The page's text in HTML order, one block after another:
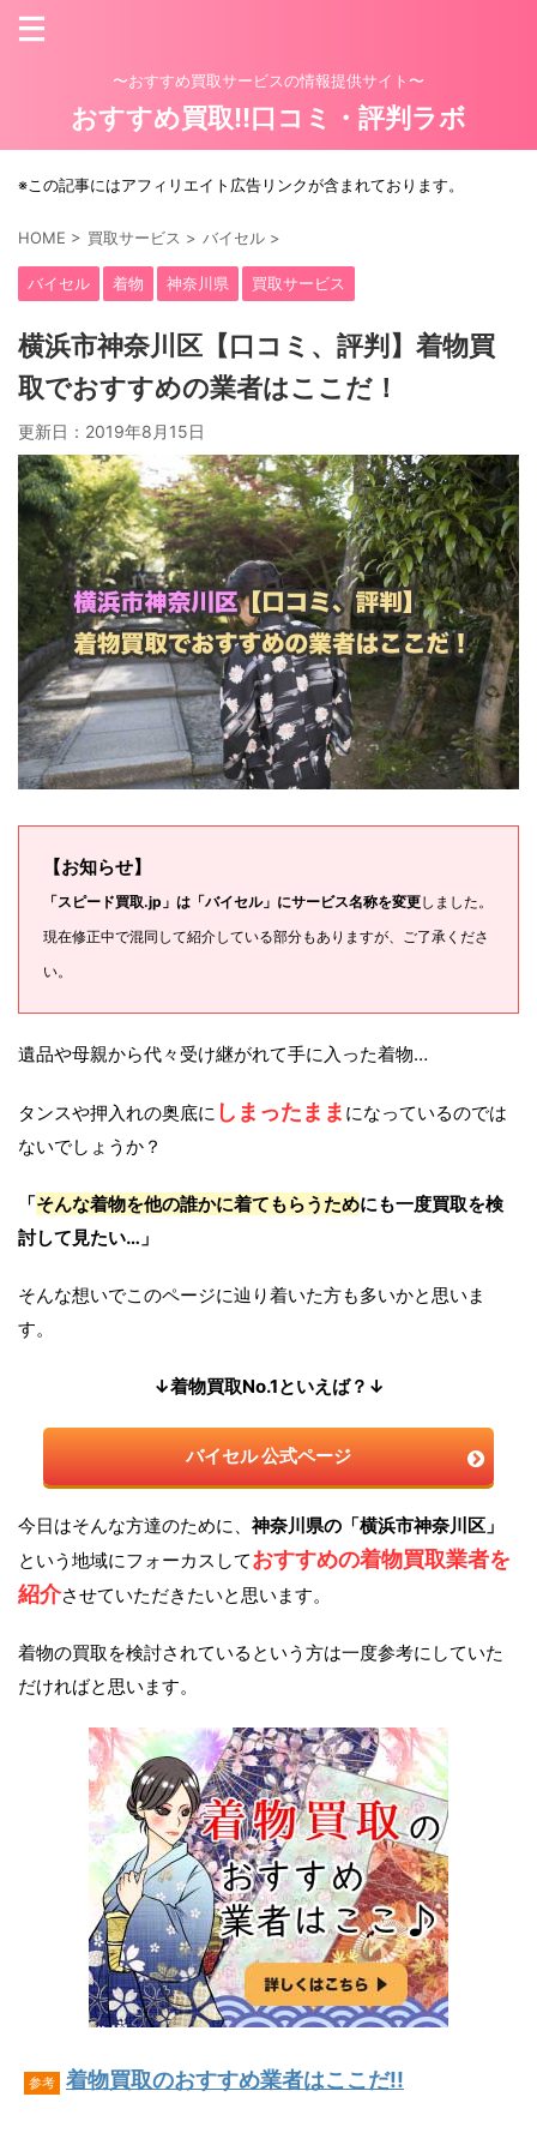
〜おすすめ買取サービスの情報提供サイト〜
おすすめ買取!!口コミ・評判ラボ
※この記事にはアフィリエイト広告リンクが含まれております。
HOME > 買取サービス > バイセル >
バイセル 着物 神奈川県 買取サービス
横浜市神奈川区【口コミ、評判】着物買
取でおすすめの業者はここだ！
更新日： 2019年8月15日
【お知らせ】
「スピード買取.jp」は「バイセル」にサービス名称を変更しました。
現在修正中で混同して紹介している部分もありますが、ご了承くださ
い。
遺品や母親から代々受け継がれて手に入った着物…
タンスや押入れの奥底に しまったまま になっているのでは
ないでしょうか？
「そんな着物を他の誰かに着てもらうためにも一度買取を検
討して見たい…」
そんな想いでこのページに辿り着いた方も多いかと思いま
す。
↓着物買取No.1といえば？↓
バイセル 公式ページ
今日はそんな方達のために、 神奈川県の「横浜市神奈川区」
という地域にフォーカスしておすすめの着物買取業者を
紹介させていただきたいと思います。
着物の買取を検討されているという方は一度参考にしていた
だければと思います。
参考 着物買取のおすすめ業者はここだ!!